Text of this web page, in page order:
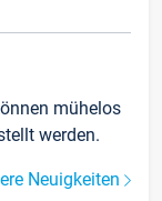
mühelos
werden.
Neuigkeiten